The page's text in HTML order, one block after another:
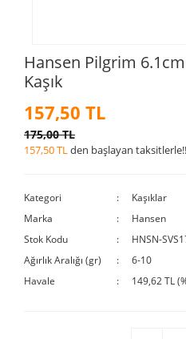
Hansen Pilgrim
Kaşık
157,50 TL
175,00 TL
157,50 TLden başlayan taksitlerle!!
Kategori
Kaşıklar
Marka
Hansen
Stok Kodu
HNSN-
Ağırlık Aralığı (gr)
6-10
Havale
149,62 TL